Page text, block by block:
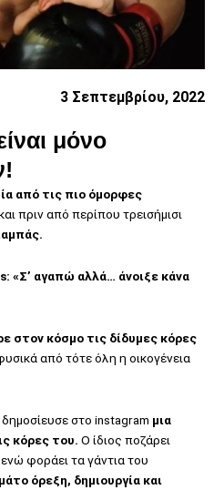
3 Σεπτεμβρίου, 2022
μόνο
από τις πιο όμορφες
πριν από περίπου τρεισήμισι
«Σ’ αγαπώ αλλά… άνοιξε κάνα
στον κόσμο τις δίδυμες κόρες
από τότε όλη η οικογένεια
στο instagram μια
κόρες του. Ο ίδιος ποζάρει
φοράει τα γάντια του
όρεξη, δημιουργία και